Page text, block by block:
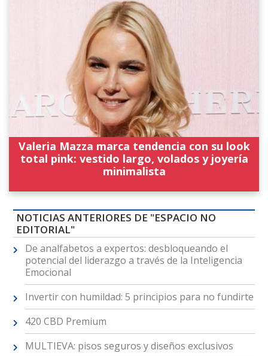
Valeria Mazza marca tendencia con su look
total pink: vestido largo, volados y joyería
minimalista
NOTICIAS ANTERIORES DE "ESPACIO NO
EDITORIAL"
De analfabetos a expertos: desbloqueando el
potencial del liderazgo a través de la Inteligencia
Emocional
Invertir con humildad: 5 principios para no fundirte
420 CBD Premium
MULTIEVA: pisos seguros y diseños exclusivos